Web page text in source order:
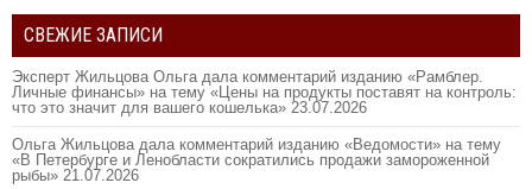
СВЕЖИЕ ЗАПИСИ
Эксперт Жильцова Ольга дала комментарий изданию «Рамблер.
Личные финансы» на тему «Цены на продукты поставят на контроль:
что это значит для вашего кошелька» 23.07.2026
Ольга Жильцова дала комментарий изданию «Ведомости» на тему
«В Петербурге и Ленобласти сократились продажи замороженной
рыбы» 21.07.2026